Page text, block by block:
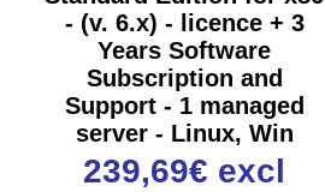
- (v. 6.x) - licence + 3
Years Software
Subscription and
Support - 1 managed
server - Linux, Win
239,69€ excl